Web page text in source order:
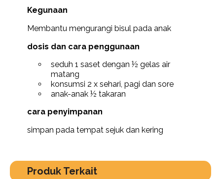
Kegunaan
Membantu mengurangi bisul pada anak
dosis dan cara penggunaan
seduh 1 saset dengan ½ gelas air
matang
konsumsi 2 x sehari, pagi dan sore
anak-anak ½ takaran
cara penyimpanan
simpan pada tempat sejuk dan kering
Produk Terkait